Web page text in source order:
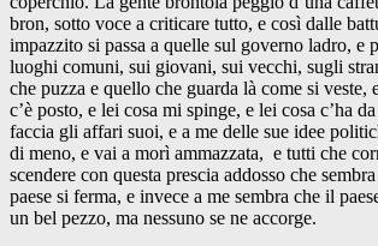
bron, sotto voce a criticare tutto, e così dalle
impazzito si passa a quelle sul governo ladro, e
luoghi comuni, sui giovani, sui vecchi, sugli
che puzza e quello che guarda là come si veste,
c’è posto, e lei cosa mi spinge, e lei cosa c’ha
faccia gli affari suoi, e a me delle sue idee
di meno, e vai a morì ammazzata, e tutti che
scendere con questa prescia addosso che
paese si ferma, e invece a me sembra che il
un bel pezzo, ma nessuno se ne accorge.